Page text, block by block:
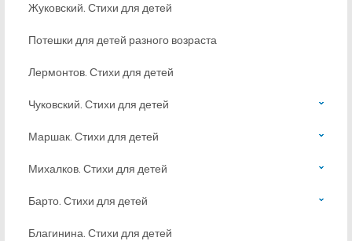
Жуковский. Стихи для детей
Потешки для детей разного возраста
Лермонтов. Стихи для детей
Чуковский. Стихи для детей
Маршак. Стихи для детей
Михалков. Стихи для детей
Барто. Стихи для детей
Благинина. Стихи для детей